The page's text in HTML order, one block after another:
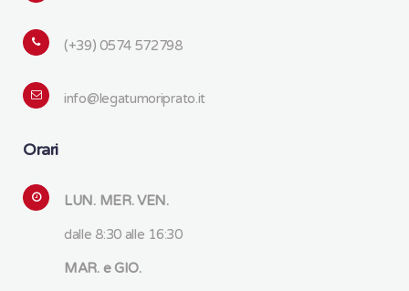
(+39) 0574 572798
info@legatumoriprato.it
Orari
LUN. MER. VEN.
dalle 8:30 alle 16:30
MAR. e GIO.